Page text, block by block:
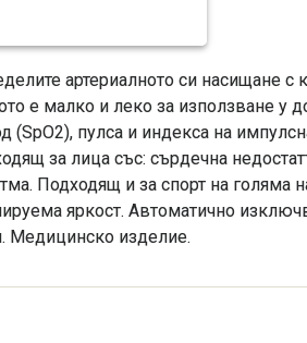
артериалното си насищане с
е малко и леко за използване у
пулса и индекса на
за лица със: сърдечна
Подходящ и за спорт на голяма
яркост. Автоматично
Медицинско изделие.